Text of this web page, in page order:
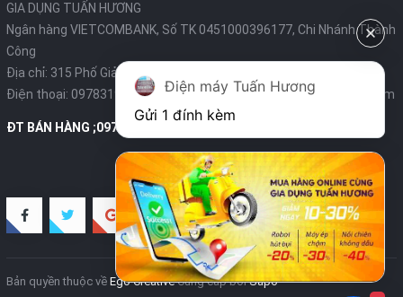
GIA DỤNG TUẤN HƯƠNG
Ngân hàng VIETCOMBANK, Số TK 0451000396177, Chi Nhánh Thành
Công
Địa chỉ: 315 Phố Giảng Võ - Ba Đình - Hà Nội
Điện thoại: 0978319375- Email:diengiadungtuanhuong@gmail.com
ĐT BÁN HÀNG ;0978319375
Bản quyền thuộc về Ego Creative Cung cấp bởiSapo
Điện máy Tuấn Hương
Gửi 1 đính kèm